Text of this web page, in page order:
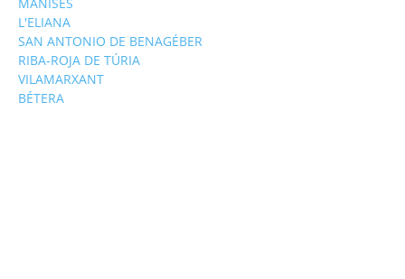
MANISES
L'ELIANA
SAN ANTONIO DE BENAGÉBER
RIBA-ROJA DE TÚRIA
VILAMARXANT
BÉTERA